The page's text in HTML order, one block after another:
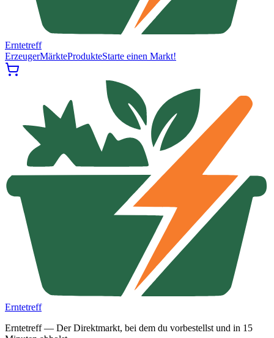
Erntetreff
ErzeugerMärkteProdukteStarte einen Markt!
Erntetreff
Erntetreff — Der Direktmarkt, bei dem du vorbestellst und in 15